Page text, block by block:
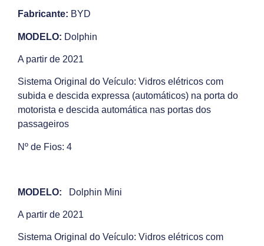
Fabricante: BYD
MODELO: Dolphin
A partir de 2021
Sistema Original do Veículo: Vidros elétricos com
subida e descida expressa (automáticos) na porta do
motorista e descida automática nas portas dos
passageiros
Nº de Fios: 4
MODELO: Dolphin Mini
A partir de 2021
Sistema Original do Veículo: Vidros elétricos com